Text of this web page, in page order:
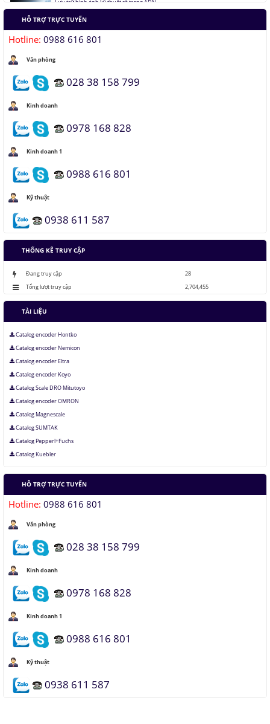
Tàu siêu tốc chạy liên thành phố tốc độ 1.000 km/h
Pin Mặt Trời có khả năng tái tạo ánh sáng
Đảo ngược quá trình quang hợp để tạo nhiên liệu
Những thăng trầm của trí tuệ nhân tạo
HỖ TRỢ TRỰC TUYẾN
Hotline: 0988 616 801
Văn phòng
028 38 158 799
Kinh doanh
0978 168 828
Kinh doanh 1
0988 616 801
Kỹ thuật
0938 611 587
THỐNG KÊ TRUY CẬP
Đang truy cập
28
Tổng lượt truy cập
2,704,455
TÀI LIỆU
Catalog encoder Hontko
Catalog encoder Nemicon
Catalog encoder Eltra
Catalog encoder Koyo
Catalog Scale DRO Mitutoyo
Catalog encoder OMRON
Catalog Magnescale
Catalog SUMTAK
Catalog Pepperl+Fuchs
Catalog Kuebler
HỖ TRỢ TRỰC TUYẾN
Hotline: 0988 616 801
Văn phòng
028 38 158 799
Kinh doanh
0978 168 828
Kinh doanh 1
0988 616 801
Kỹ thuật
0938 611 587